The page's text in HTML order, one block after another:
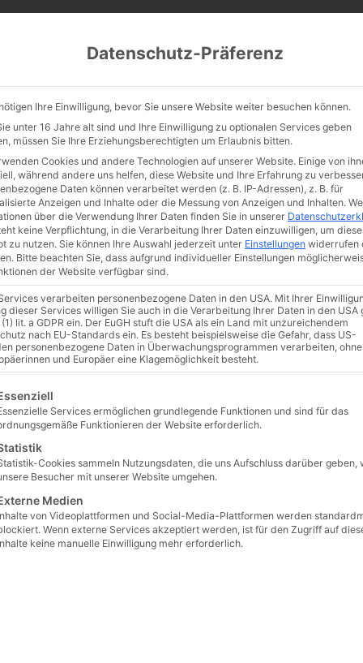
CATHWALK.DE
MESSE GLAUBE KULTUR FRÖMMIGKEIT
Männer
Männer
Datenschutz-Präferenz
Ihre Einwilligung, bevor Sie unsere Website weiter besuchen können.
unter 16 Jahre alt sind und Ihre Einwilligung zu optionalen Services geben
müssen Sie Ihre Erziehungsberechtigten um Erlaubnis bitten.
Cookies und andere Technologien auf unserer Website. Einige von
während andere uns helfen, diese Website und Ihre Erfahrung zu
Daten können verarbeitet werden (z. B. IP-Adressen), z. B. für
Anzeigen und Inhalte oder die Messung von Anzeigen und Inhalten.
über die Verwendung Ihrer Daten finden Sie in unserer
keine Verpflichtung, in die Verarbeitung Ihrer Daten einzuwilligen, um
zu nutzen. Sie können Ihre Auswahl jederzeit unter Einstellungen widerrufen
Bitte beachten Sie, dass aufgrund individueller Einstellungen
der Website verfügbar sind.
verarbeiten personenbezogene Daten in den USA. Mit Ihrer
dieser Services willigen Sie auch in die Verarbeitung Ihrer Daten in den USA
lit. a GDPR ein. Der EuGH stuft die USA als ein Land mit unzureichendem
nach EU-Standards ein. Es besteht beispielsweise die Gefahr, dass US-
personenbezogene Daten in Überwachungsprogrammen verarbeiten,
und Europäer eine Klagemöglichkeit besteht.
eine Liste der Service-Gruppen, für die eine Einwilligung erteilt
Services ermöglichen grundlegende Funktionen und sind für das
Funktionieren der Website erforderlich.
Cookies sammeln Nutzungsdaten, die uns Aufschluss darüber geben,
Besucher mit unserer Website umgehen.
Medien
von Videoplattformen und Social-Media-Plattformen werden
Wenn externe Services akzeptiert werden, ist für den Zugriff auf
keine manuelle Einwilligung mehr erforderlich.